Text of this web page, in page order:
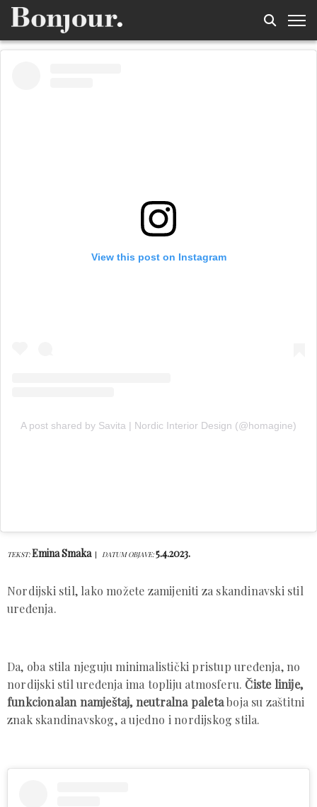
View this post on Instagram
A post shared by Savita | Nordic Interior Design (@homagine)
TEKST:Emina Smaka DATUM OBJAVE:5.4.2023.
Nordijski stil, lako možete zamijeniti za skandinavski stil
uređenja.
Da, oba stila njeguju minimalistički pristup uređenja, no
nordijski stil uređenja ima topliju atmosferu. Čiste linije,
funkcionalan namještaj, neutralna paletaboja su zaštitni
znak skandinavskog, a ujedno i nordijskog stila.